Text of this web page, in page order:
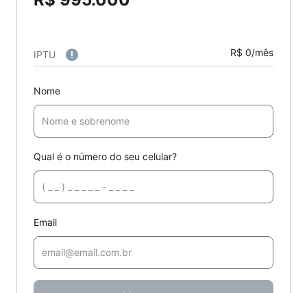
IPTU R$ 0/mês
Nome
Qual é o número do seu celular?
Email